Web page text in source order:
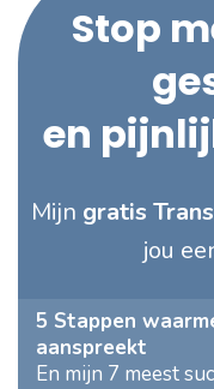
Stop
en
Mijn gratis
jou
5 Stappen
aanspreekt
En mijn 7 meest